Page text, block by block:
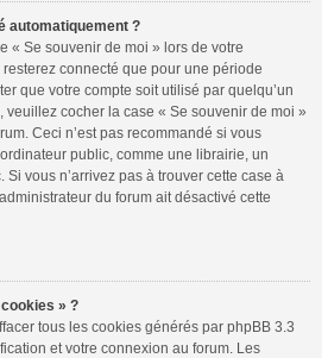
automatiquement ?
« Se souvenir de moi » lors de votre
connecté que pour une période
que votre compte soit utilisé par quelqu’un
veuillez cocher la case « Se souvenir de moi »
Ceci n’est pas recommandé si vous
public, comme une librairie, un
vous n’arrivez pas à trouver cette case à
du forum ait désactivé cette
» ?
tous les cookies générés par phpBB 3.3
et votre connexion au forum. Les